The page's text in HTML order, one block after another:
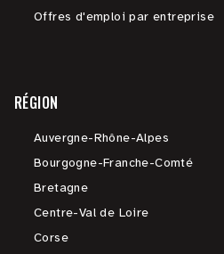
Offres d'emploi par entreprise
RÉGION
Auvergne-Rhône-Alpes
Bourgogne-Franche-Comté
Bretagne
Centre-Val de Loire
Corse